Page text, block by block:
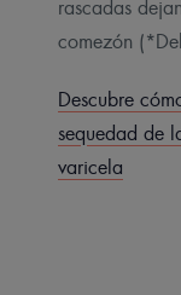
rascadas
comezón
Descubre
sequedad de
varicela